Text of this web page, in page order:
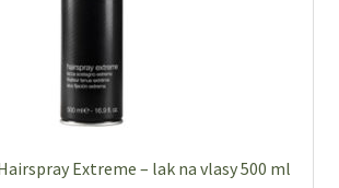
Extreme – lak na vlasy 500 ml